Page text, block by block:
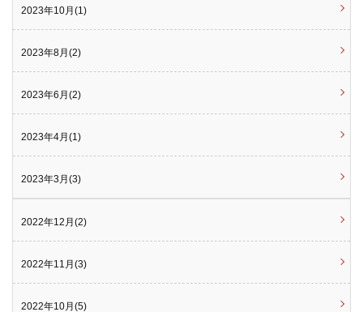
2023年10月(1)
2023年8月(2)
2023年6月(2)
2023年4月(1)
2023年3月(3)
2022年12月(2)
2022年11月(3)
2022年10月(5)